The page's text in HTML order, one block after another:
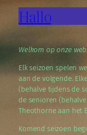
Hallo
Welkom op onze
Elk seizoen spelen
aan de volgende.
(behalve tijdens de
de senioren
Theothorne aan het
Komend seizoen